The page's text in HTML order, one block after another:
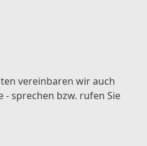
vereinbaren wir auch
- sprechen bzw. rufen Sie